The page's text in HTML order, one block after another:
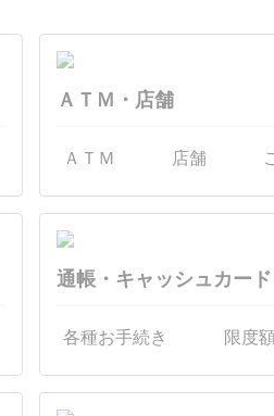
ＡＴＭ・店舗
ＡＴＭ 店舗
通帳・キャッシュカード
各種お手続き 限度